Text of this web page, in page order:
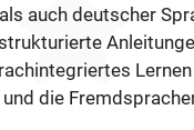
auch deutscher
und die